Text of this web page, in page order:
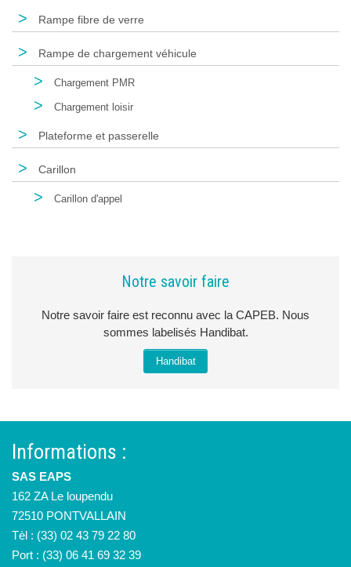
> Rampe fibre de verre
> Rampe de chargement véhicule
> Chargement PMR
> Chargement loisir
> Plateforme et passerelle
> Carillon
> Carillon d'appel
Notre savoir faire
Notre savoir faire est reconnu avec la CAPEB. Nous
sommes labelisés Handibat.
Handibat
Informations :
SAS EAPS
162 ZA Le loupendu
72510 PONTVALLAIN
Tèl : (33) 02 43 79 22 80
Port : (33) 06 41 69 32 39